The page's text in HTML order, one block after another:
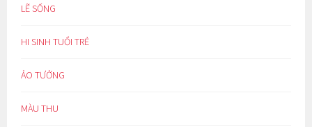
LẼ SỐNG
HI SINH TUỔI TRẺ
ẢO TƯỞNG
MÀU THU